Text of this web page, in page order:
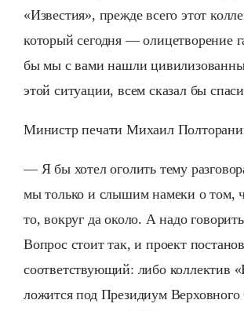
«Известия», прежде всего этот
который сегодня — олицетворение
бы мы с вами нашли
этой ситуации, всем сказал бы
Министр печати Михаил
— Я бы хотел оголить тему
мы только и слышим намеки о том,
то, вокруг да около. А надо
Вопрос стоит так, и проект
соответствующий: либо коллектив
ложится под Президиум Верховного